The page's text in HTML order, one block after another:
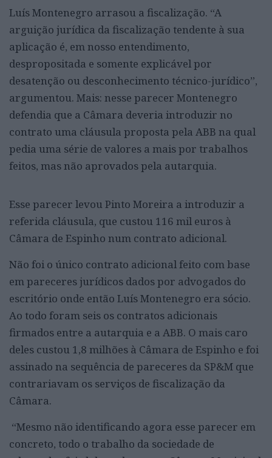
Luís Montenegro arrasou a fiscalização. “A
arguição jurídica da fiscalização tendente à sua
aplicação é, em nosso entendimento,
despropositada e somente explicável por
desatenção ou desconhecimento técnico-jurídico”,
argumentou. Mais: nesse parecer Montenegro
defendia que a Câmara deveria introduzir no
contrato uma cláusula proposta pela ABB na qual
pedia uma série de valores a mais por trabalhos
feitos, mas não aprovados pela autarquia.
Esse parecer levou Pinto Moreira a introduzir a
referida cláusula, que custou 116 mil euros à
Câmara de Espinho num contrato adicional.
Não foi o único contrato adicional feito com base
em pareceres jurídicos dados por advogados do
escritório onde então Luís Montenegro era sócio.
Ao todo foram seis os contratos adicionais
firmados entre a autarquia e a ABB. O mais caro
deles custou 1,8 milhões à Câmara de Espinho e foi
assinado na sequência de pareceres da SP&M que
contrariavam os serviços de fiscalização da
Câmara.
“Mesmo não identificando agora esse parecer em
concreto, todo o trabalho da sociedade de